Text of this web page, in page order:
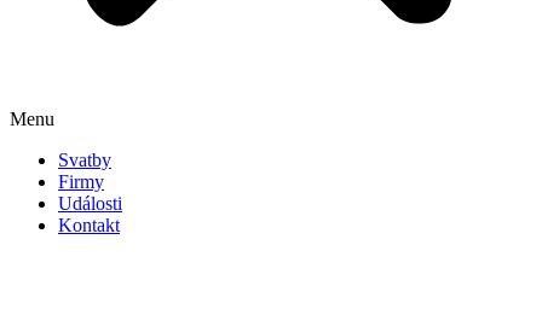
Menu
Svatby
Firmy
Události
Kontakt